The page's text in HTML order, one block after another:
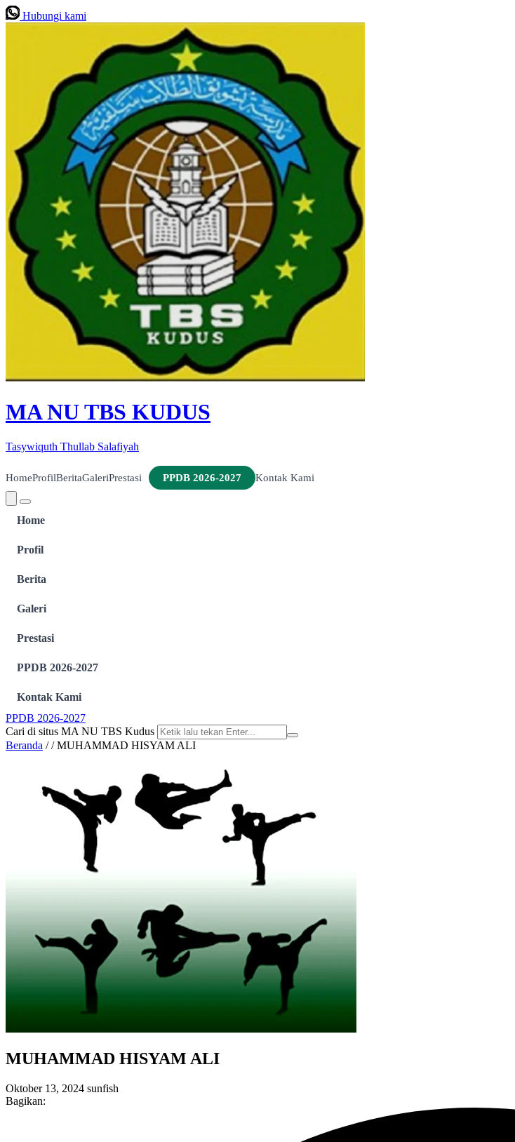
Hubungi kami
MA NU TBS KUDUS
Tasywiquth Thullab Salafiyah
HomeProfilBeritaGaleriPrestasi PPDB 2026-2027 Kontak Kami
Home
Profil
Berita
Galeri
Prestasi
PPDB 2026-2027
Kontak Kami
PPDB 2026-2027
Cari di situs MA NU TBS Kudus
Beranda / / MUHAMMAD HISYAM ALI
MUHAMMAD HISYAM ALI
Oktober 13, 2024 sunfish
Bagikan: